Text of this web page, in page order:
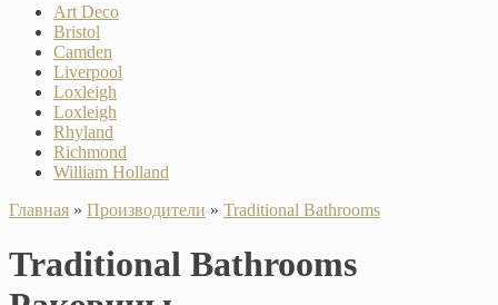
Art Deco
Bristol
Camden
Liverpool
Loxleigh
Loxleigh
Rhyland
Richmond
William Holland
Главная » Производители » Traditional Bathrooms
Traditional Bathrooms